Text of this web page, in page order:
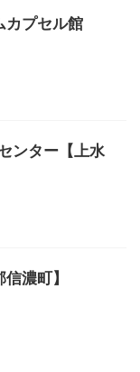
カプセル館
ンター【上水
濃町】